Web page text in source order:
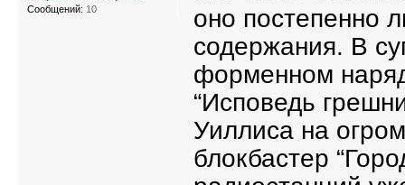
оно постепенно
содержания. В
форменном
“Исповедь
Уиллиса на
блокбастер
Сообщений: 10